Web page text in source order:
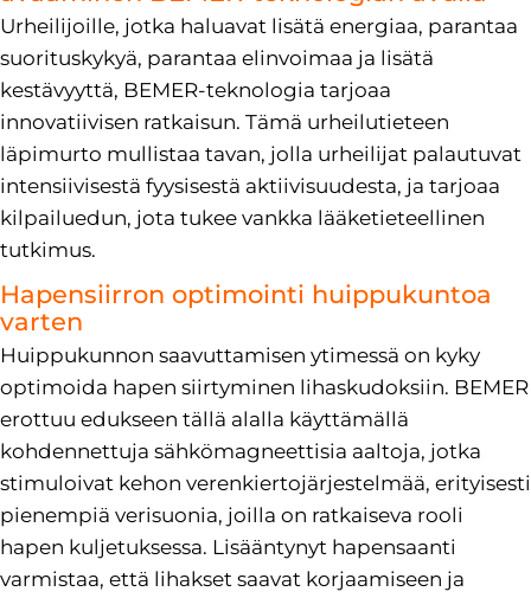
Urheilijoille, jotka haluavat lisätä energiaa, parantaa
suorituskykyä, parantaa elinvoimaa ja lisätä
kestävyyttä, BEMER-teknologia tarjoaa
innovatiivisen ratkaisun. Tämä urheilutieteen
läpimurto mullistaa tavan, jolla urheilijat palautuvat
intensiivisestä fyysisestä aktiivisuudesta, ja tarjoaa
kilpailuedun, jota tukee vankka lääketieteellinen
tutkimus.
Hapensiirron optimointi huippukuntoa
varten
Huippukunnon saavuttamisen ytimessä on kyky
optimoida hapen siirtyminen lihaskudoksiin. BEMER
erottuu edukseen tällä alalla käyttämällä
kohdennettuja sähkömagneettisia aaltoja, jotka
stimuloivat kehon verenkiertojärjestelmää, erityisesti
pienempiä verisuonia, joilla on ratkaiseva rooli
hapen kuljetuksessa. Lisääntynyt hapensaanti
varmistaa, että lihakset saavat korjaamiseen ja